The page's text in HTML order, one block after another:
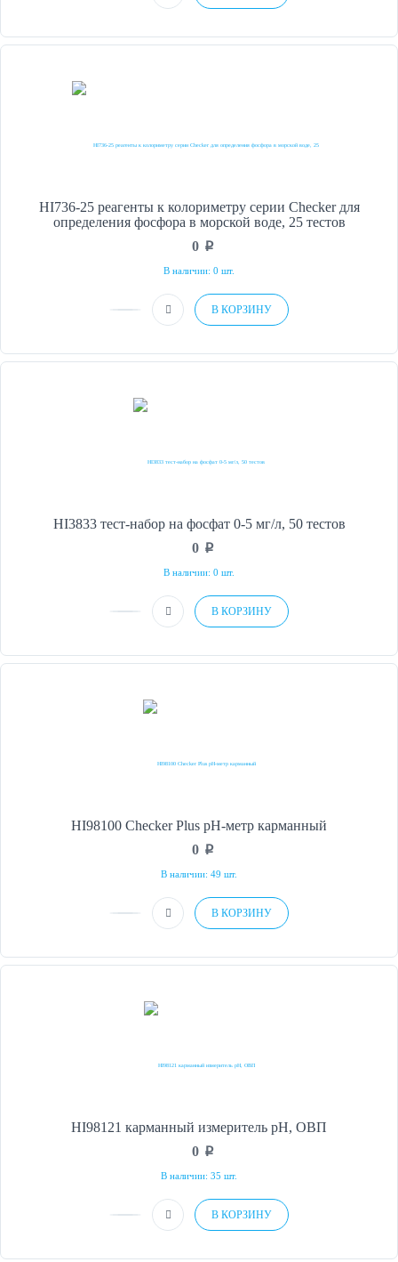
HI736-25 реагенты к колориметру серии Checker для
определения фосфора в морской воде, 25 тестов
0 p
В наличии: 0 шт.
В КОРЗИНУ
HI3833 тест-набор на фосфат 0-5 мг/л, 50 тестов
0 p
В наличии: 0 шт.
В КОРЗИНУ
HI98100 Checker Plus рН-метр карманный
0 p
В наличии: 49 шт.
В КОРЗИНУ
HI98121 карманный измеритель рН, ОВП
0 p
В наличии: 35 шт.
В КОРЗИНУ